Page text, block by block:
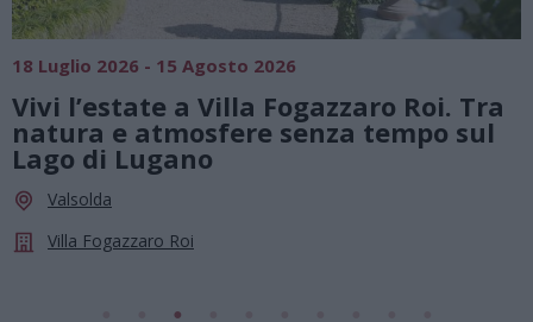
18 Luglio 2026 - 15 Agosto 2026
Vivi l’estate a Villa Fogazzaro Roi. Tra
natura e atmosfere senza tempo sul
Lago di Lugano
Valsolda
Villa Fogazzaro Roi